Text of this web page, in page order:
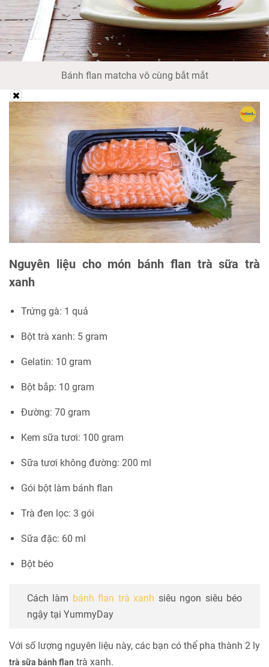
Bánh flan matcha vô cùng bắt mắt
Nguyên liệu cho món bánh flan trà sữa trà
xanh
Trứng gà: 1 quả
Bột trà xanh: 5 gram
Gelatin: 10 gram
Bột bắp: 10 gram
Đường: 70 gram
Kem sữa tươi: 100 gram
Sữa tươi không đường: 200 ml
Gói bột làm bánh flan
Trà đen lọc: 3 gói
Sữa đặc: 60 ml
Bột béo
Cách làm bánh flan trà xanh siêu ngon siêu béo
ngậy tại YummyDay
Với số lượng nguyên liệu này, các bạn có thể pha thành 2 ly
trà sữa bánh flan trà xanh.